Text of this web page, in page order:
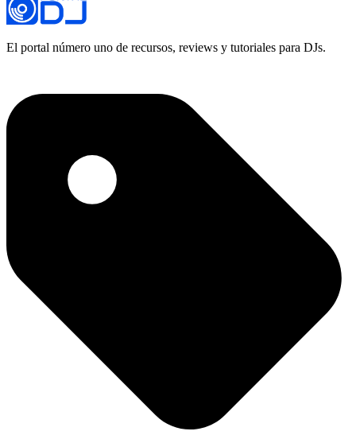
El portal número uno de recursos, reviews y tutoriales para DJs.